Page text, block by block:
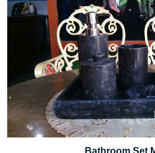
Bathroom Set